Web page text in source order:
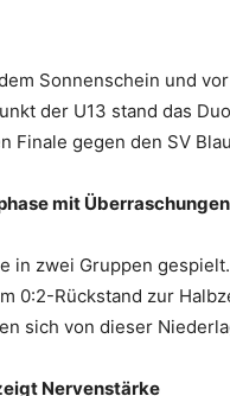
Sonnenschein und
der U13 stand das
Finale gegen den SV
mit Überraschungen
in zwei Gruppen
0:2-Rückstand zur
sich von dieser
Nervenstärke